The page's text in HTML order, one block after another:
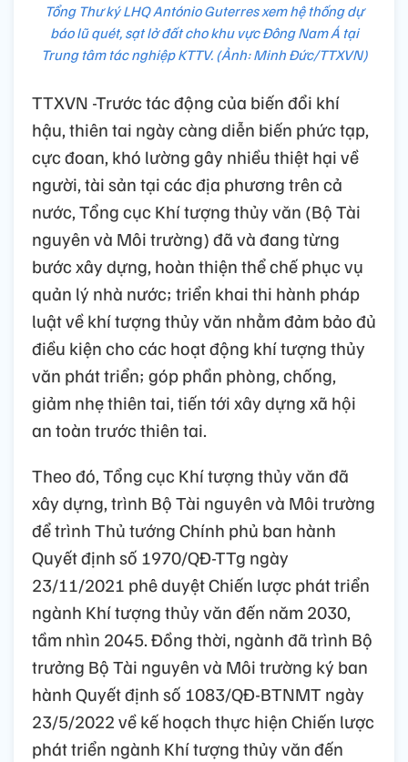
Tổng Thư ký LHQ António Guterres xem hệ thống dự
báo lũ quét, sạt lở đất cho khu vực Đông Nam Á tại
Trung tâm tác nghiệp KTTV. (Ảnh: Minh Đức/TTXVN)
TTXVN -Trước tác động của biến đổi khí
hậu, thiên tai ngày càng diễn biến phức tạp,
cực đoan, khó lường gây nhiều thiệt hại về
người, tài sản tại các địa phương trên cả
nước, Tổng cục Khí tượng thủy văn (Bộ Tài
nguyên và Môi trường) đã và đang từng
bước xây dựng, hoàn thiện thể chế phục vụ
quản lý nhà nước; triển khai thi hành pháp
luật về khí tượng thủy văn nhằm đảm bảo đủ
điều kiện cho các hoạt động khí tượng thủy
văn phát triển; góp phần phòng, chống,
giảm nhẹ thiên tai, tiến tới xây dựng xã hội
an toàn trước thiên tai.
Theo đó, Tổng cục Khí tượng thủy văn đã
xây dựng, trình Bộ Tài nguyên và Môi trường
để trình Thủ tướng Chính phủ ban hành
Quyết định số 1970/QĐ-TTg ngày
23/11/2021 phê duyệt Chiến lược phát triển
ngành Khí tượng thủy văn đến năm 2030,
tầm nhìn 2045. Đồng thời, ngành đã trình Bộ
trưởng Bộ Tài nguyên và Môi trường ký ban
hành Quyết định số 1083/QĐ-BTNMT ngày
23/5/2022 về kế hoạch thực hiện Chiến lược
phát triển ngành Khí tượng thủy văn đến